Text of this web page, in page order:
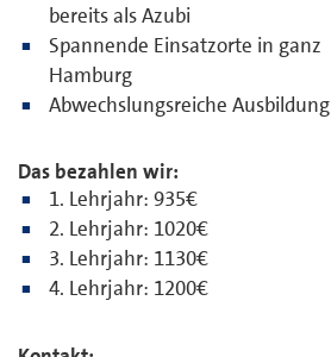
bereits als Azubi
Spannende Einsatzorte in ganz
Hamburg
Abwechslungsreiche Ausbildung
Das bezahlen wir:
1. Lehrjahr: 935€
2. Lehrjahr: 1020€
3. Lehrjahr: 1130€
4. Lehrjahr: 1200€